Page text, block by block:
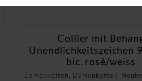
Damenketten, Damenketten,
Collier mit
Unendlichkeitszeichen
bic. rosé/weiss